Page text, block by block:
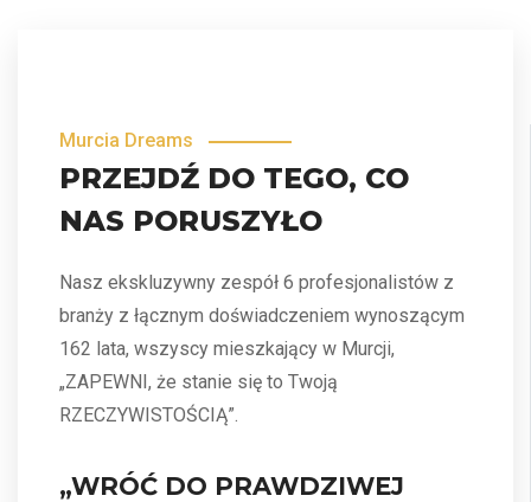
Murcia Dreams
PRZEJDŹ DO TEGO, CO
NAS PORUSZYŁO
Nasz ekskluzywny zespół 6 profesjonalistów z
branży z łącznym doświadczeniem wynoszącym
162 lata, wszyscy mieszkający w Murcji,
„ZAPEWNI, że stanie się to Twoją
RZECZYWISTOŚCIĄ”.
„WRÓĆ DO PRAWDZIWEJ